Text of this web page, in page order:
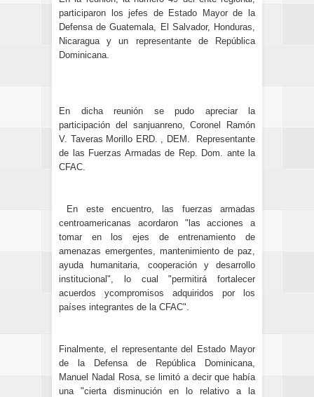
participaron los jefes de Estado Mayor de la
Defensa de Guatemala, El Salvador, Honduras,
Nicaragua y un representante de República
Dominicana.
En dicha reunión se pudo apreciar la
participación del sanjuanreno, Coronel Ramón
V. Taveras Morillo ERD. , DEM. Representante
de las Fuerzas Armadas de Rep. Dom. ante la
CFAC.
En este encuentro, las fuerzas armadas
centroamericanas acordaron "las acciones a
tomar en los ejes de entrenamiento de
amenazas emergentes, mantenimiento de paz,
ayuda humanitaria, cooperación y desarrollo
institucional", lo cual "permitirá fortalecer
acuerdos ycompromisos adquiridos por los
países integrantes de la CFAC".
Finalmente, el representante del Estado Mayor
de la Defensa de República Dominicana,
Manuel Nadal Rosa, se limitó a decir que había
una "cierta disminución en lo relativo a la